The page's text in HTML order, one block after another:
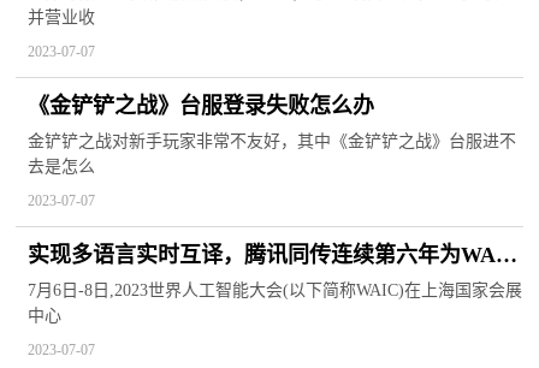
并营业收
2023-07-07
《金铲铲之战》台服登录失败怎么办
金铲铲之战对新手玩家非常不友好，其中《金铲铲之战》台服进不
去是怎么
2023-07-07
实现多语言实时互译，腾讯同传连续第六年为WAIC
提供AI翻译服务
7月6日-8日,2023世界人工智能大会(以下简称WAIC)在上海国家会展
中心
2023-07-07